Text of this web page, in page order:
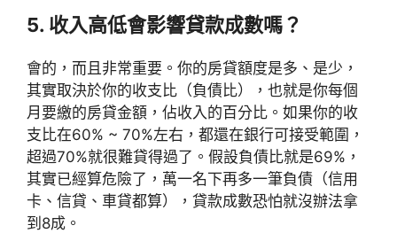
5. 收入高低會影響貸款成數嗎？
會的，而且非常重要。你的房貸額度是多、是少，
其實取決於你的收支比（負債比），也就是你每個
月要繳的房貸金額，佔收入的百分比。如果你的收
支比在60% ~ 70%左右，都還在銀行可接受範圍，
超過70%就很難貸得過了。假設負債比就是69%，
其實已經算危險了，萬一名下再多一筆負債（信用
卡、信貸、車貸都算），貸款成數恐怕就沒辦法拿
到8成。